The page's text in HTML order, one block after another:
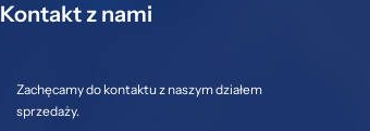
Kontakt z nami
Zachęcamy do kontaktu z naszym działem
sprzedaży.